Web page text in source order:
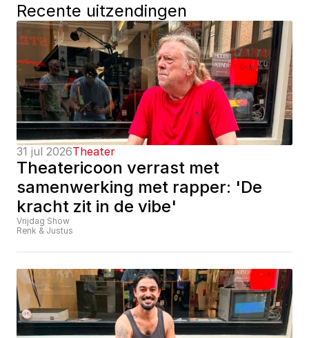
Recente uitzendingen
31 jul 2026Theater
Theatericoon verrast met
samenwerking met rapper: 'De
kracht zit in de vibe'
Vrijdag Show
Renk & Justus